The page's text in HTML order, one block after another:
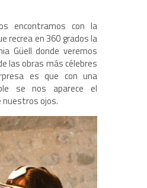
encontramos con la
recrea en 360 grados la
Güell donde veremos
las obras más célebres
es que con una
se nos aparece el
nuestros ojos.